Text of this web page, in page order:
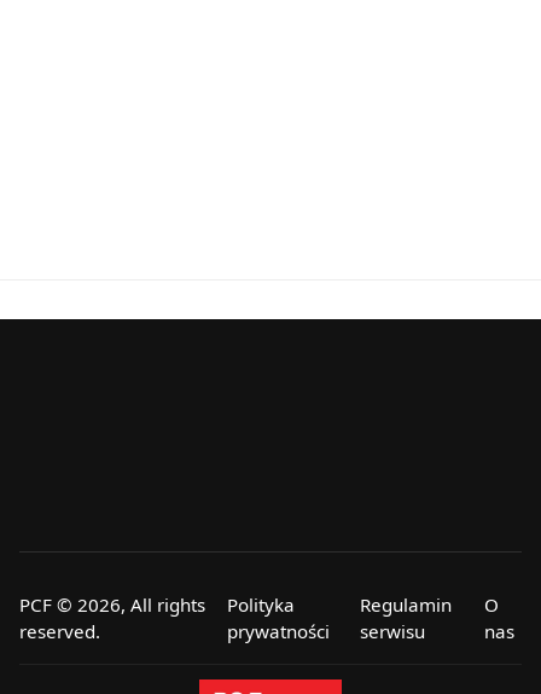
PCF © 2026, All rights
reserved.
Polityka
prywatności
Regulamin
serwisu
O
nas